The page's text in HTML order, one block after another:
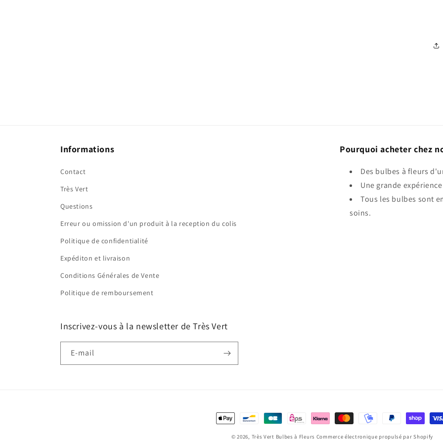
Informations
Contact
Très Vert
Questions
Erreur ou omission d'un produit à la reception du colis
Politique de confidentialité
Expéditon et livraison
Conditions Générales de Vente
Politique de remboursement
Pourquoi acheter chez
Des bulbes à fleurs
Une grande
Tous les bulbes sont
soins.
Inscrivez-vous à la newsletter de Très Vert
E-mail
Moyens
© 2026, Très Vert Bulbes à Fleurs Commerce électronique propulsé par Shopify